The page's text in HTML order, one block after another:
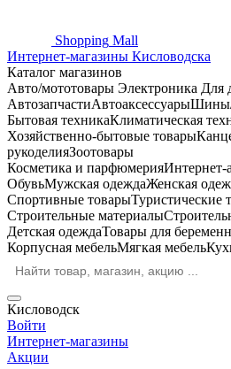
Shopping Mall
Интернет-магазины Кисловодска
Каталог магазинов
Авто/мототовары Электроника Для
АвтозапчастиАвтоаксессуарыШины/
Бытовая техникаКлиматическая
Хозяйственно-бытовые товары
рукоделияЗоотовары
Косметика и парфюмерияИнтернет-
ОбувьМужская одеждаЖенская
Спортивные товарыТуристические
Строительные материалы
Детская одеждаТовары для
Корпусная мебельМягкая мебель
Кисловодск
Войти
Интернет-магазины
Акции